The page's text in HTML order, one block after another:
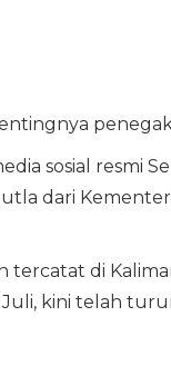
sosial resmi
dari
tercatat di
kini telah